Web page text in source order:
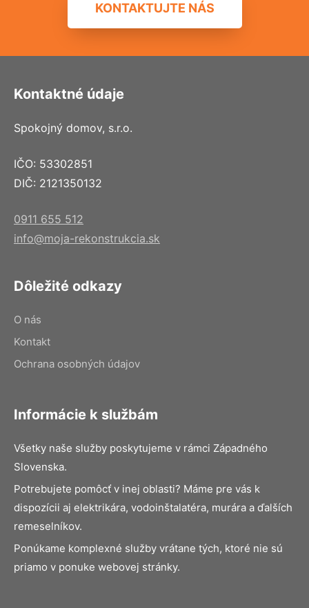
KONTAKTUJTE NÁS
Kontaktné údaje
Spokojný domov, s.r.o.
IČO: 53302851
DIČ: 2121350132
0911 655 512
info@moja-rekonstrukcia.sk
Dôležité odkazy
O nás
Kontakt
Ochrana osobných údajov
Informácie k službám
Všetky naše služby poskytujeme v rámci Západného
Slovenska.
Potrebujete pomôcť v inej oblasti? Máme pre vás k
dispozícii aj elektrikára, vodoinštalatéra, murára a ďalších
remeselníkov.
Ponúkame komplexné služby vrátane tých, ktoré nie sú
priamo v ponuke webovej stránky.